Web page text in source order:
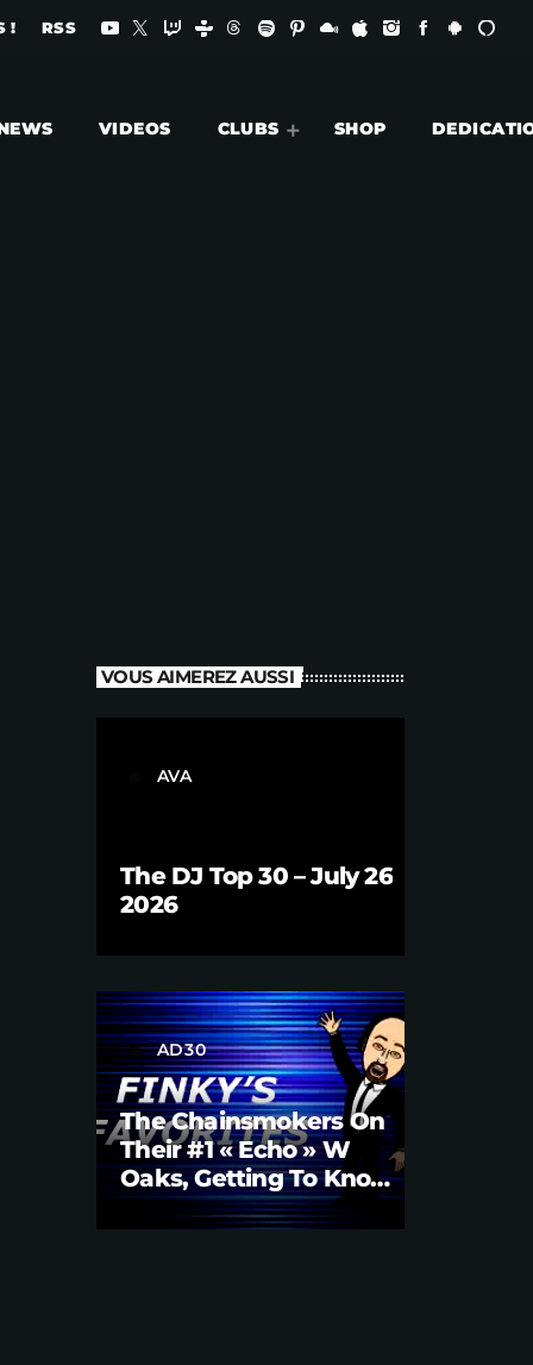
! RSS
VIDEOS CLUBS SHOP
VOUS AIMEREZ AUSSI
AVA
The DJ Top 30 – July 26
2026
label AD30
The Chainsmokers On
Their #1 « Echo » W
Oaks, Getting To Know
Them Better | Brian
Fink Interview